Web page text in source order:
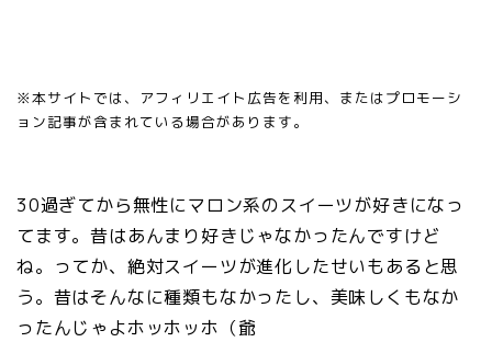
※本サイトでは、アフィリエイト広告を利用、またはプロモーシ
ョン記事が含まれている場合があります。
30過ぎてから無性にマロン系のスイーツが好きになっ
てます。昔はあんまり好きじゃなかったんですけど
ね。ってか、絶対スイーツが進化したせいもあると思
う。昔はそんなに種類もなかったし、美味しくもなか
ったんじゃよホッホッホ（爺